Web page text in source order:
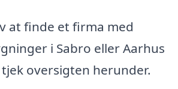
at finde et firma med
i Sabro eller Aarhus
oversigten herunder.